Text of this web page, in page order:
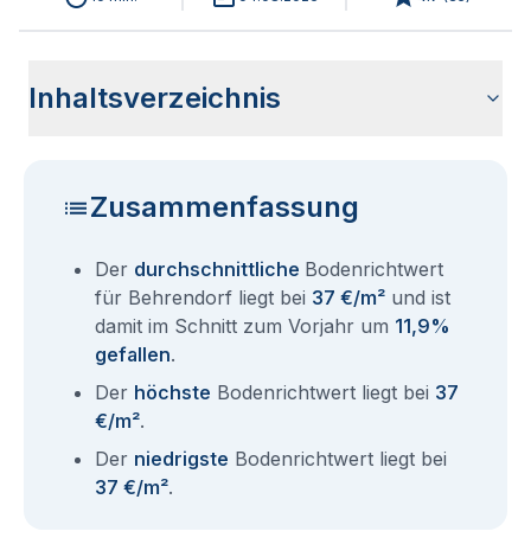
Inhaltsverzeichnis
Zusammenfassung
Der durchschnittliche Bodenrichtwert
für Behrendorf liegt bei 37 €/m² und ist
damit im Schnitt zum Vorjahr um 11,9%
gefallen.
Der höchste Bodenrichtwert liegt bei 37
€/m².
Der niedrigste Bodenrichtwert liegt bei
37 €/m².